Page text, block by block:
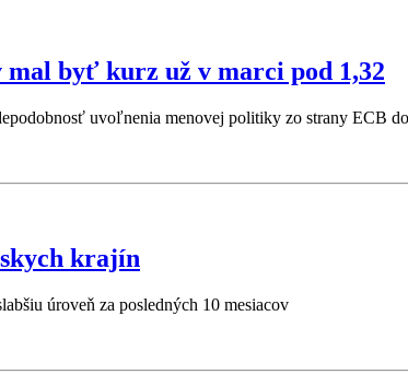
byť kurz už v marci pod 1,32
uvoľnenia menovej politiky zo strany ECB
krajín
úroveň za posledných 10 mesiacov